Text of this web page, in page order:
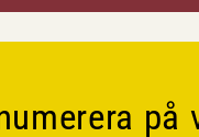
på